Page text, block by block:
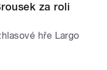
za roli
hře Largo